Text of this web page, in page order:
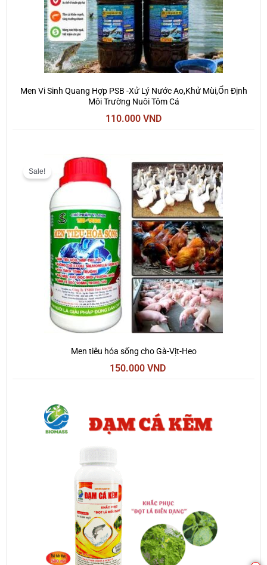
Men Vi Sinh Quang Hợp PSB -Xử Lý Nước Ao,Khử Mùi,Ổn Định
Môi Trường Nuôi Tôm Cá
110.000 VND
Sale!
Men tiêu hóa sống cho Gà-Vịt-Heo
Giá
gốc
là:
200.000 VND.
150.000 VND
Giá
hiện
tại
là:
150.000 VND.